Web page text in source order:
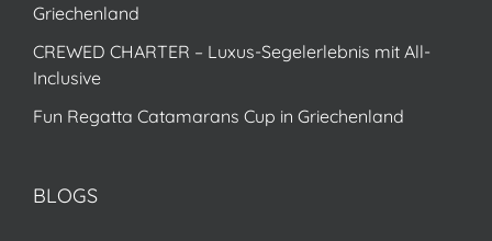
Griechenland
CREWED CHARTER – Luxus-Segelerlebnis mit All-
Inclusive
Fun Regatta Catamarans Cup in Griechenland
BLOGS